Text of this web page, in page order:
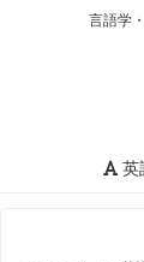
言語学
英